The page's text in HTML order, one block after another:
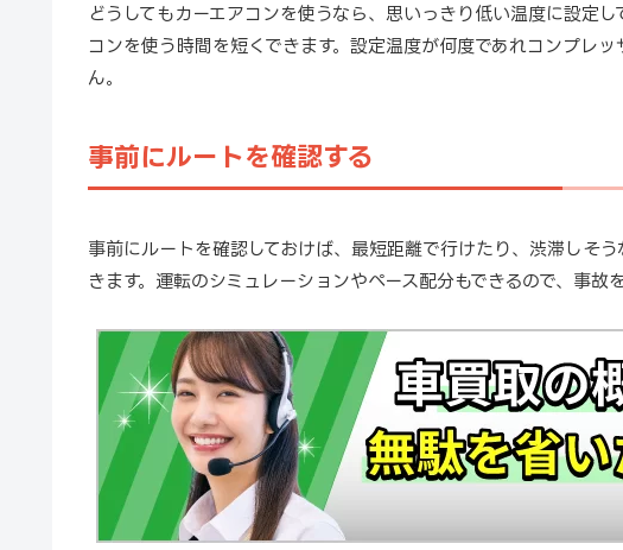
どうしてもカーエアコンを使うなら、思いっきり低い温度に設定
コンを使う時間を短くできます。設定温度が何度であれコンプレ
ん。
事前にルートを確認する
事前にルートを確認しておけば、最短距離で行けたり、渋滞しそ
きます。運転のシミュレーションやペース配分もできるので、事故